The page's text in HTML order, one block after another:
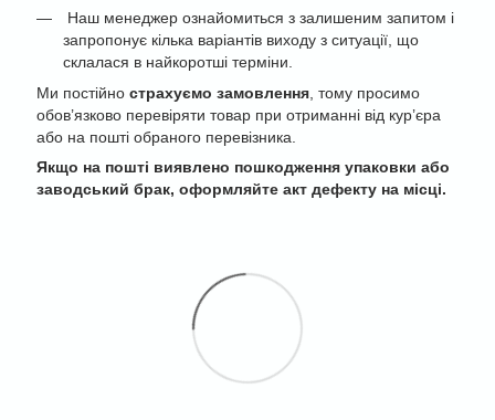
Наш менеджер ознайомиться з залишеним запитом і
запропонує кілька варіантів виходу з ситуації, що
склалася в найкоротші терміни.
Ми постійно страхуємо замовлення , тому просимо
обов’язково перевіряти товар при отриманні від кур’єра
або на пошті обраного перевізника.
Якщо на пошті виявлено пошкодження упаковки або
заводський брак, оформляйте акт дефекту на місці.